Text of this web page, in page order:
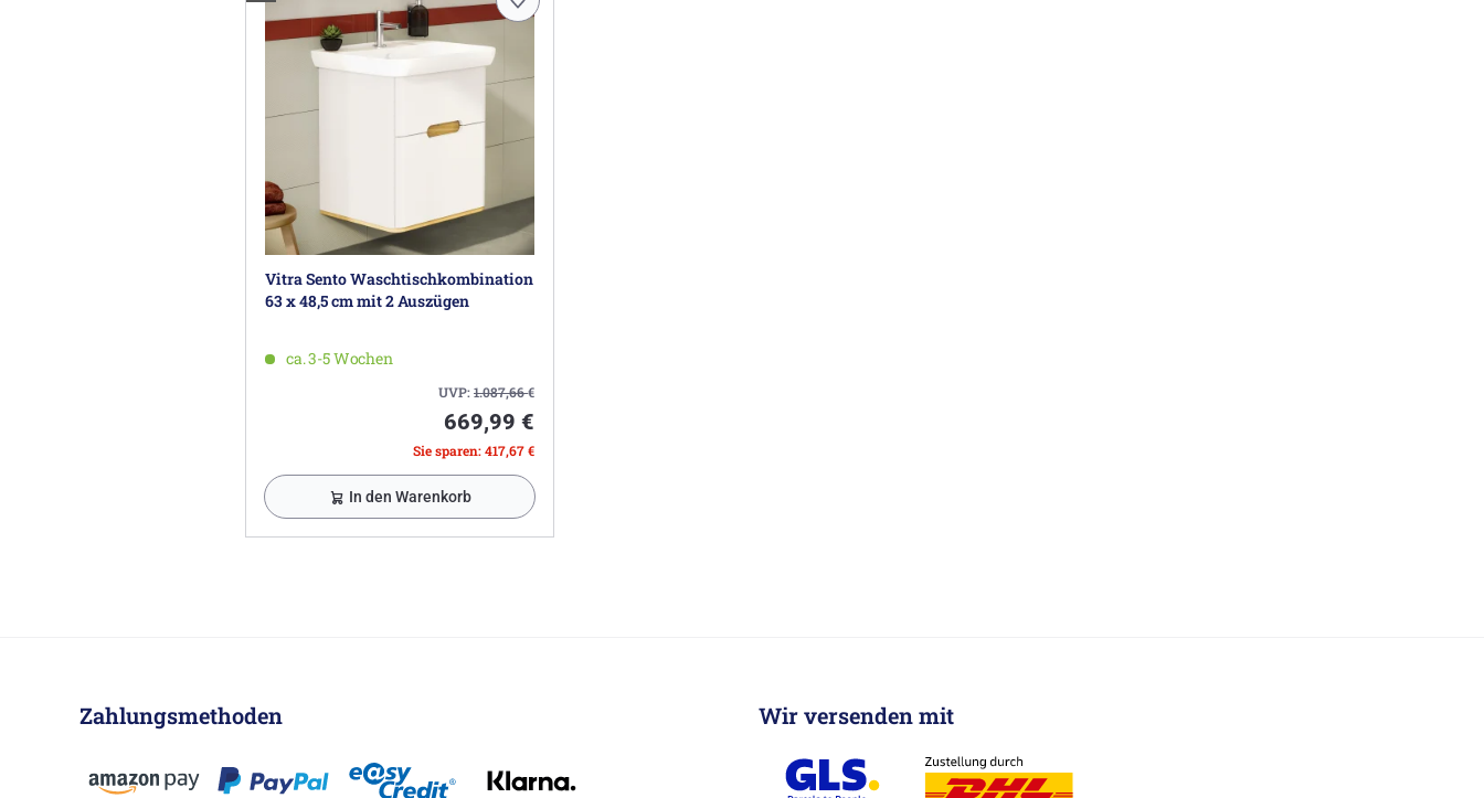
Vitra Sento Waschtischkombination
63 x 48,5 cm mit 2 Auszügen
ca. 3-5 Wochen
UVP:1.087,66€
669,99 €
Sie sparen: 417,67 €
In den Warenkorb
Zahlungsmethoden Wir versenden mit